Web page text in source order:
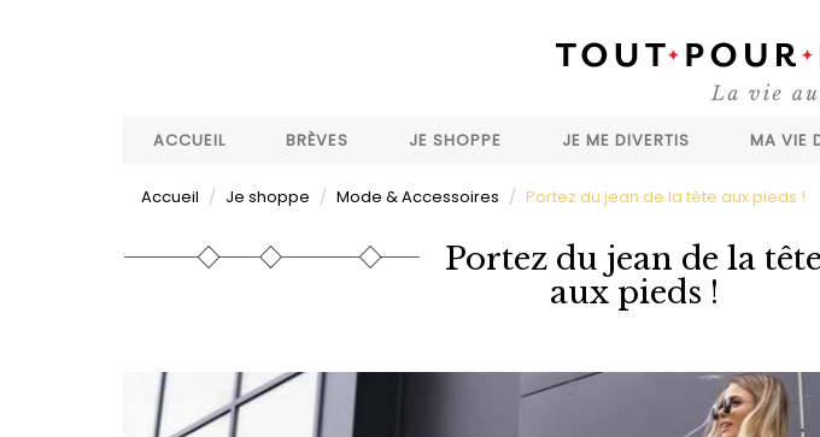
ACCUEIL
BRÈVES JE SHOPPE JE ME DIVERTIS MA VIE
Accueil Je shoppe Mode & Accessoires Portez du jean de la tête aux pieds !
Portez du jean de la tête
aux pieds !